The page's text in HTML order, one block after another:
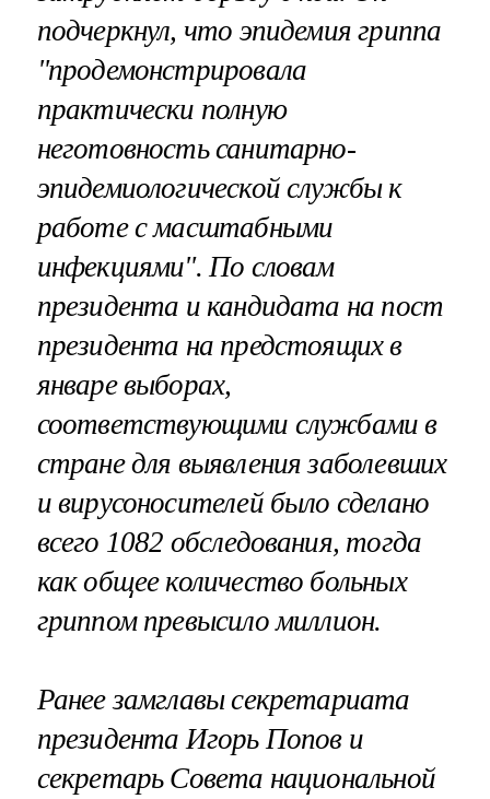
подчеркнул, что эпидемия гриппа
"продемонстрировала
практически полную
неготовность санитарно-
эпидемиологической службы к
работе с масштабными
инфекциями". По словам
президента и кандидата на пост
президента на предстоящих в
январе выборах,
соответствующими службами в
стране для выявления заболевших
и вирусоносителей было сделано
всего 1082 обследования, тогда
как общее количество больных
гриппом превысило миллион.
Ранее замглавы секретариата
президента Игорь Попов и
секретарь Совета национальной